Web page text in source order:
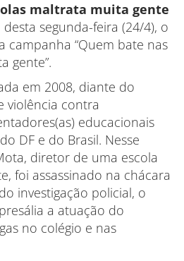
maltrata muita gente
segunda-feira (24/4), o
campanha “Quem bate nas
gente”.
em 2008, diante do
violência contra
educacionais
DF e do Brasil. Nesse
diretor de uma escola
foi assassinado na chácara
investigação policial, o
a atuação do
no colégio e nas